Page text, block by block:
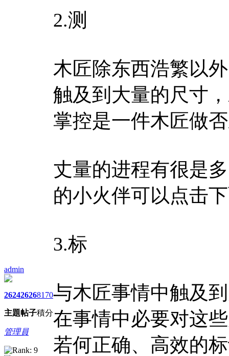
admin
2624
主題
2626
帖子
8170
積分
管理員
2.测
木匠除东西浩繁以
触及到大量的尺寸
掌控是一件木匠做
丈量的进程有很是
的小火伴可以点击
3.标
与木匠事情中触及
在事情中必要对这
若何正确、高效的